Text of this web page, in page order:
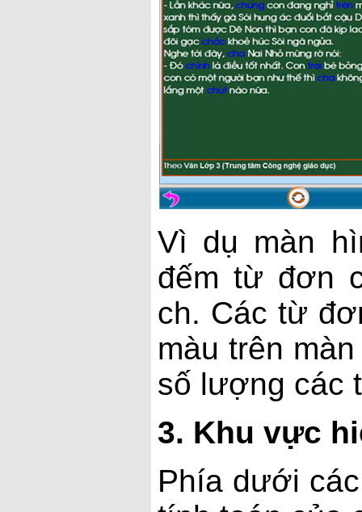
Vì dụ màn
đếm từ đơn
ch. Các từ
màu trên
số lượng các
3. Khu vực
Phía dưới